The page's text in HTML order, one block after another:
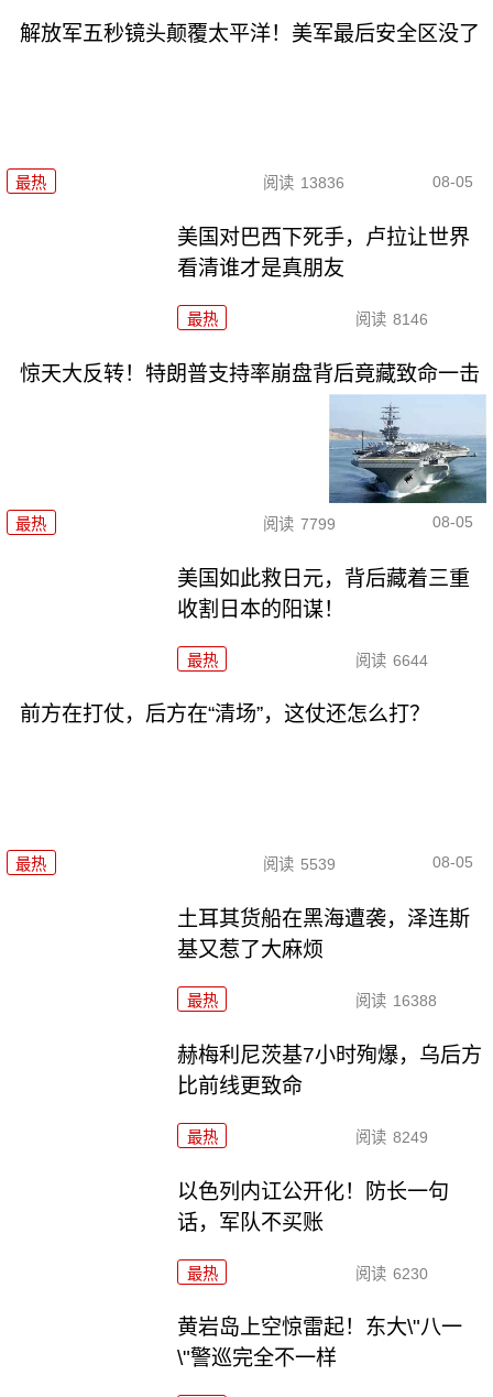
解放军五秒镜头颠覆太平洋！美军最后安全区没了
最热 阅读 13836 08-05
美国对巴西下死手，卢拉让世界
看清谁才是真朋友
最热 阅读 8146
惊天大反转！特朗普支持率崩盘背后竟藏致命一击
最热 阅读 7799 08-05
美国如此救日元，背后藏着三重
收割日本的阳谋！
最热 阅读 6644
前方在打仗，后方在“清场”，这仗还怎么打？
最热 阅读 5539 08-05
土耳其货船在黑海遭袭，泽连斯
基又惹了大麻烦
最热 阅读 16388
赫梅利尼茨基7小时殉爆，乌后方
比前线更致命
最热 阅读 8249
以色列内讧公开化！防长一句
话，军队不买账
最热 阅读 6230
黄岩岛上空惊雷起！东大\"八一
\"警巡完全不一样